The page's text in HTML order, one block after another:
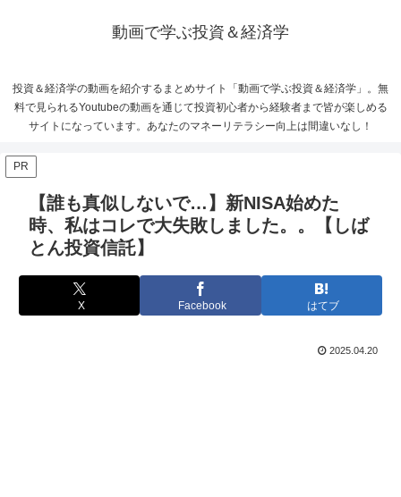
動画で学ぶ投資＆経済学
投資＆経済学の動画を紹介するまとめサイト「動画で学ぶ投資＆経済学」。無
料で見られるYoutubeの動画を通じて投資初心者から経験者まで皆が楽しめる
サイトになっています。あなたのマネーリテラシー向上は間違いなし！
PR
【誰も真似しないで…】新NISA始めた
時、私はコレで大失敗しました。。【しば
とん投資信託】
X Facebook はてブ
2025.04.20